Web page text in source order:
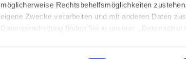
möglicherweise Rechtsbehelfsmöglichkeiten
eigene Zwecke verarbeiten und mit anderen Daten
Datenverarbeitung finden Sie in unserer
Online-Shop